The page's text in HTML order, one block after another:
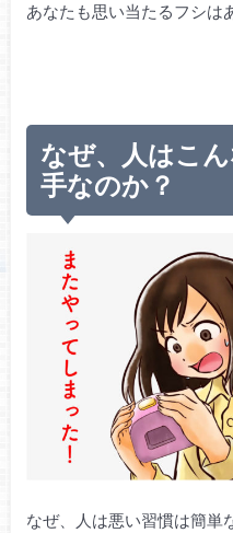
あなたも思い当たるフシは
なぜ、人はこ
手なのか？
なぜ、人は悪い習慣は簡単